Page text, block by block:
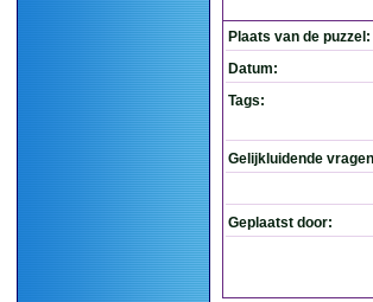
Plaats van de puzzel:
Datum:
Tags:
Gelijkluidende
Geplaatst door: